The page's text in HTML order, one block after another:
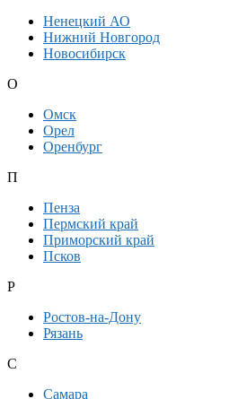
Ненецкий АО
Нижний Новгород
Новосибирск
О
Омск
Орел
Оренбург
П
Пенза
Пермский край
Приморский край
Псков
Р
Ростов-на-Дону
Рязань
С
Самара